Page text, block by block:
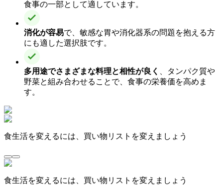
食事の一部として適しています。
消化が容易で、敏感な胃や消化器系の問題を抱える方
にも適した選択肢です。
多用途でさまざまな料理と相性が良く
、タンパク質や
野菜と組み合わせることで、食事の栄養価を高めま
す。
食生活を変えるには、買い物リストを変えましょう
食生活を変えるには、買い物リストを変えましょう